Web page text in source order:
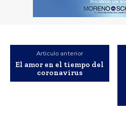
Artículo anterior
El amor en el tiempo del
coronavirus